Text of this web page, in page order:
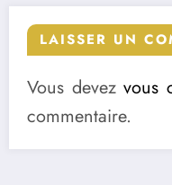
LAISSER UN
Vous devezvous
commentaire.